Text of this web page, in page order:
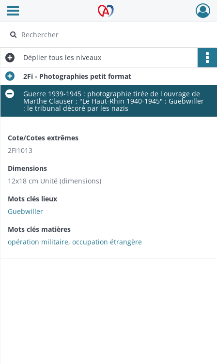
Archives Alsace - Colmar
Ouvrir le menu déroulant
Déplier tous les niveaux
2Fi - Photographies petit format
Guerre 1939-1945 : photographie tirée de l'ouvrage de
Marthe Clauser : "Le Haut-Rhin 1940-1945" : Guebwiller
: le tribunal décoré par les nazis
Cote/Cotes extrêmes
2Fi1013
Dimensions
12x18 cm Unité (dimensions)
Mots clés lieux
Guebwiller
Mots clés matières
opération militaire, occupation étrangère